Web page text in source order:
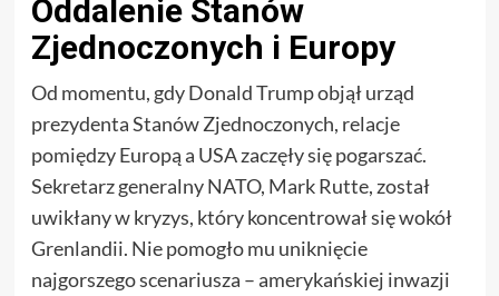
Oddalenie Stanów
Zjednoczonych i Europy
Od momentu, gdy Donald Trump objął urząd
prezydenta Stanów Zjednoczonych, relacje
pomiędzy Europą a USA zaczęły się pogarszać.
Sekretarz generalny NATO, Mark Rutte, został
uwikłany w kryzys, który koncentrował się wokół
Grenlandii. Nie pomogło mu uniknięcie
najgorszego scenariusza – amerykańskiej inwazji